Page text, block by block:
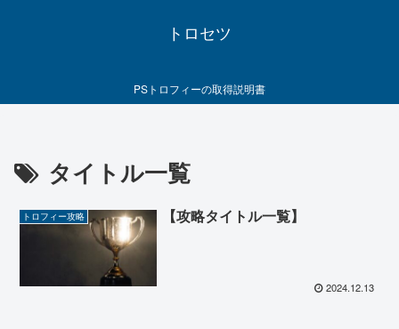
トロセツ
PSトロフィーの取得説明書
タイトル一覧
トロフィー攻略 【攻略タイトル一覧】
2024.12.13